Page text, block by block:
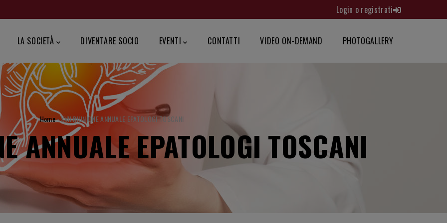
Login o registrati
LA SOCIETÀ DIVENTARE SOCIO EVENTI CONTATTI VIDEO ON-DEMAND PHOTOGALLERY
BRICIOLE
DI
PANE
Home-XVII RIUNIONE ANNUALE EPATOLOGI TOSCANI
ANNUALE EPATOLOGI TOSCANI